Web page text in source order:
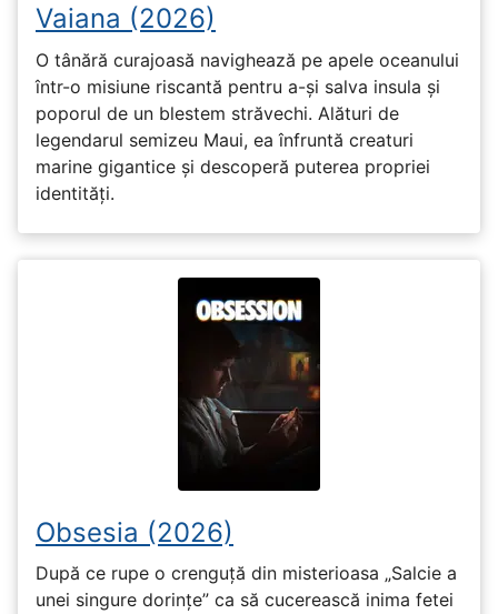
Vaiana (2026)
O tânără curajoasă navighează pe apele oceanului
într-o misiune riscantă pentru a-și salva insula și
poporul de un blestem străvechi. Alături de
legendarul semizeu Maui, ea înfruntă creaturi
marine gigantice și descoperă puterea propriei
identități.
Obsesia (2026)
După ce rupe o crenguță din misterioasa „Salcie a
unei singure dorințe” ca să cucerească inima fetei